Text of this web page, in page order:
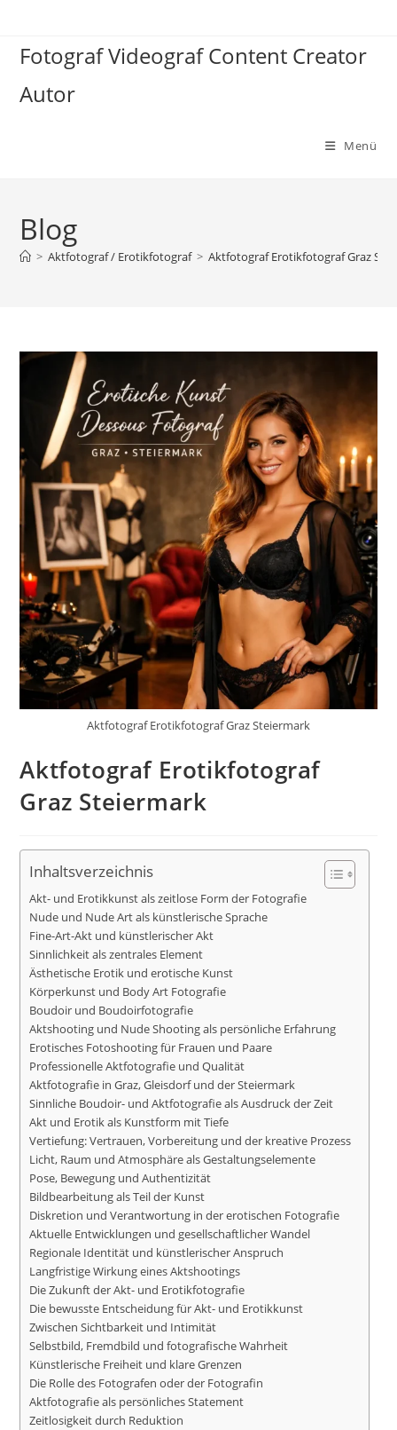
springen
Fotograf Videograf Content Creator
Autor
Menü
Blog
> Aktfotograf / Erotikfotograf > Aktfotograf Erotikfotograf Graz
Aktfotograf Erotikfotograf Graz Steiermark
Aktfotograf Erotikfotograf
Graz Steiermark
Inhaltsverzeichnis
Akt- und Erotikkunst als zeitlose Form der Fotografie
Nude und Nude Art als künstlerische Sprache
Fine-Art-Akt und künstlerischer Akt
Sinnlichkeit als zentrales Element
Ästhetische Erotik und erotische Kunst
Körperkunst und Body Art Fotografie
Boudoir und Boudoirfotografie
Aktshooting und Nude Shooting als persönliche Erfahrung
Erotisches Fotoshooting für Frauen und Paare
Professionelle Aktfotografie und Qualität
Aktfotografie in Graz, Gleisdorf und der Steiermark
Sinnliche Boudoir- und Aktfotografie als Ausdruck der Zeit
Akt und Erotik als Kunstform mit Tiefe
Vertiefung: Vertrauen, Vorbereitung und der kreative Prozess
Licht, Raum und Atmosphäre als Gestaltungselemente
Pose, Bewegung und Authentizität
Bildbearbeitung als Teil der Kunst
Diskretion und Verantwortung in der erotischen Fotografie
Aktuelle Entwicklungen und gesellschaftlicher Wandel
Regionale Identität und künstlerischer Anspruch
Langfristige Wirkung eines Aktshootings
Die Zukunft der Akt- und Erotikfotografie
Die bewusste Entscheidung für Akt- und Erotikkunst
Zwischen Sichtbarkeit und Intimität
Selbstbild, Fremdbild und fotografische Wahrheit
Künstlerische Freiheit und klare Grenzen
Die Rolle des Fotografen oder der Fotografin
Aktfotografie als persönliches Statement
Zeitlosigkeit durch Reduktion